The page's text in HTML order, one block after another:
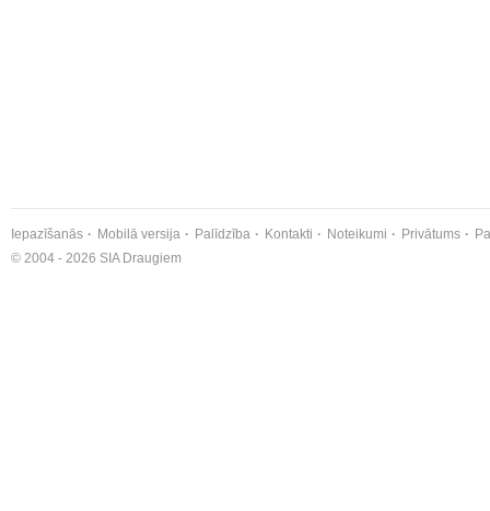
Iepazīšanās Mobilā versija Palīdzība Kontakti Noteikumi Privātums
© 2004 - 2026 SIA Draugiem